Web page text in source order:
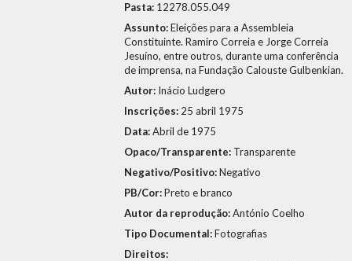
Pasta: 12278.055.049
Assunto:Eleições para a Assembleia
Constituinte. Ramiro Correia e Jorge Correia
Jesuíno, entre outros, durante uma conferência
de imprensa, na Fundação Calouste Gulbenkian.
Autor: Inácio Ludgero
Inscrições: 25 abril 1975
Data:Abril de 1975
Opaco/Transparente: Transparente
Negativo/Positivo:Negativo
PB/Cor:Preto e branco
Autor da reprodução:António Coelho
Tipo Documental:Fotografias
Direitos: